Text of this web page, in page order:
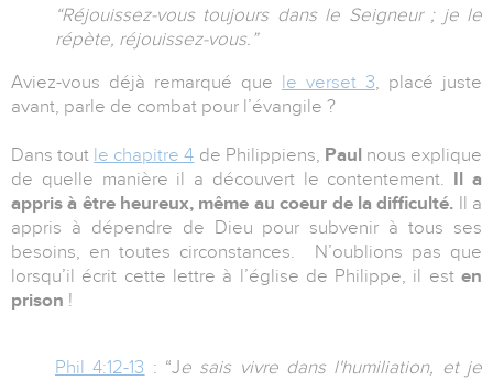
“Réjouissez-vous toujours dans le Seigneur ; je le
répète, réjouissez-vous.”
Aviez-vous déjà remarqué que le verset 3, placé juste
avant, parle de combat pour l’évangile ?
Dans tout le chapitre 4 de Philippiens, Paul nous explique
de quelle manière il a découvert le contentement.
Il a
appris à être heureux, même au coeur de la difficulté. Il a
appris à dépendre de Dieu pour subvenir à tous ses
besoins, en toutes circonstances. N’oublions pas que
lorsqu’il écrit cette lettre à l’église de Philippe, il est en
prison !
Phil 4:12-13 : “Je sais vivre dans l'humiliation, et je